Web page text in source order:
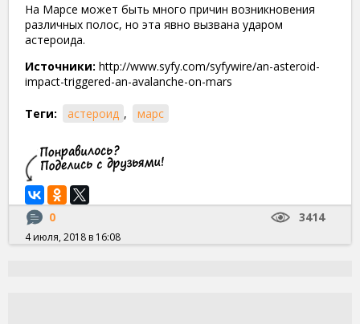
На Марсе может быть много причин возникновения
различных полос, но эта явно вызвана ударом
астероида.
Источники: http://www.syfy.com/syfywire/an-asteroid-
impact-triggered-an-avalanche-on-mars
Теги: астероид , марс
0 3414
4 июля, 2018 в 16:08